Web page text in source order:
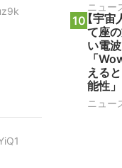
ニュー
10【宇宙
て座
い電
「
える
能性」
ニュー